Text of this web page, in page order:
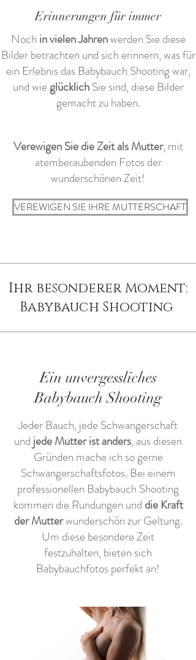
Erinnerungen für immer
Noch in vielen Jahrenwerden Sie diese
Bilder betrachten und sich erinnern, was für
ein Erlebnis das Babybauch Shooting war,
und wieglücklichSie sind, diese Bilder
gemacht zu haben.
Verewigen Sie die Zeit als Mutter, mit
atemberaubenden Fotos der
wunderschönen Zeit!
VEREWIGEN SIE IHRE MUTTERSCHAFT
Ihr besonderer Moment:
Babybauch Shooting
Ein unvergessliches
Babybauch Shooting
Jeder Bauch, jede Schwangerschaft
und jede Mutter ist anders, aus diesen
Gründen mache ich so gerne
Schwangerschaftsfotos. Bei einem
professionellen Babybauch Shooting
kommen die Rundungen und die Kraft
der Mutterwunderschön zur Geltung.
Um diese besondere Zeit
festzuhalten, bieten sich
Babybauchfotos perfekt an!